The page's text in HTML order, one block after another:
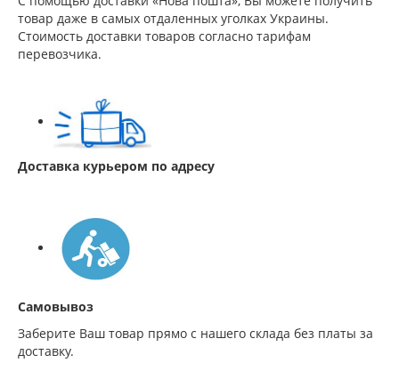
товар даже в самых отдаленных уголках Украины.
Стоимость доставки товаров согласно тарифам
перевозчика.
Доставка курьером по адресу
Самовывоз
Заберите Ваш товар прямо с нашего склада без платы за
доставку.